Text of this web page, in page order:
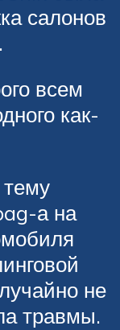
салонов
всем
как-
тему
а на
не
травмы.